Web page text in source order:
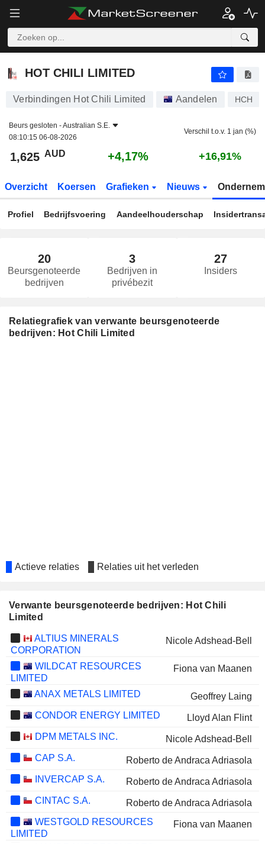
HOT CHILI LIMITED
HOT CHILI LIMITED
Verbindingen Hot Chili Limited Aandelen HCH
Beurs gesloten -Australian S.E.
08:10:15 06-08-2026
Verschil t.o.v. 1 jan (%)
1,625 AUD +4,17% +16,91%
Overzicht Koersen Grafieken Nieuws
Profiel Bedrijfsvoering Aandeelhouderschap
20
Beursgenoteerde
bedrijven
3
Bedrijven in
privébezit
27
Insiders
Relatiegrafiek van verwante beursgenoteerde
bedrijven: Hot Chili Limited
Actieve relaties Relaties uit het verleden
Verwante beursgenoteerde bedrijven: Hot Chili
Limited
ALTIUS MINERALS
CORPORATION
Nicole Adshead-Bell
WILDCAT RESOURCES
LIMITED
Fiona van Maanen
ANAX METALS LIMITED
Geoffrey Laing
CONDOR ENERGY LIMITED
Lloyd Alan Flint
DPM METALS INC.
Nicole Adshead-Bell
CAP S.A.
Roberto de Andraca Adriasola
INVERCAP S.A.
Roberto de Andraca Adriasola
CINTAC S.A.
Roberto de Andraca Adriasola
WESTGOLD RESOURCES
LIMITED
Fiona van Maanen